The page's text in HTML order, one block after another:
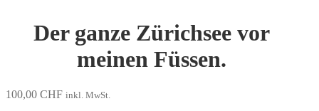
Der ganze Zürichsee vor
meinen Füssen.
100,00 CHF inkl. MwSt.